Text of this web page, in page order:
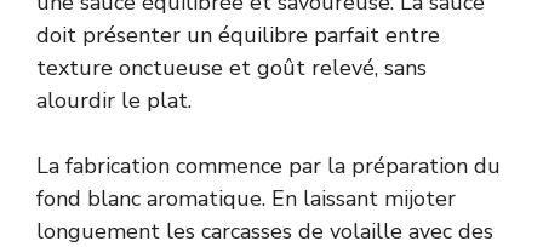
doit présenter un équilibre parfait entre
texture onctueuse et goût relevé, sans
alourdir le plat.
La fabrication commence par la préparation du
fond blanc aromatique. En laissant mijoter
longuement les carcasses de volaille avec des